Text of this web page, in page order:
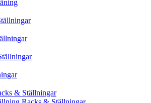
& Ställningar